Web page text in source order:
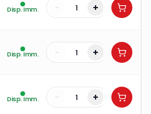
Disp. Imm. - +
Disp. Imm. - +
Disp. Imm. - +